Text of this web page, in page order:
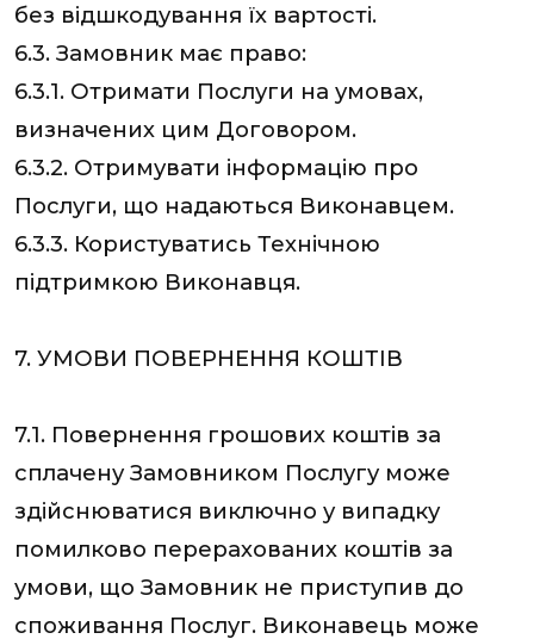
без відшкодування їх вартості.
6.3. Замовник має право:
6.3.1. Отримати Послуги на умовах,
визначених цим Договором.
6.3.2. Отримувати інформацію про
Послуги, що надаються Виконавцем.
6.3.3. Користуватись Технічною
підтримкою Виконавця.
7. УМОВИ ПОВЕРНЕННЯ КОШТІВ
7.1. Повернення грошових коштів за
сплачену Замовником Послугу може
здійснюватися виключно у випадку
помилково перерахованих коштів за
умови, що Замовник не приступив до
споживання Послуг. Виконавець може